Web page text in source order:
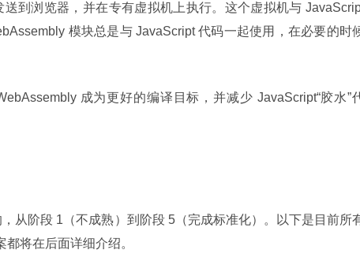
到浏览器，并在专有虚拟机上执行。这个虚拟机与
模块总是与 JavaScript 代码一起使用，在必要的时
成为更好的编译目标，并减少 JavaScript“胶水”
从阶段 1（不成熟）到阶段 5（完成标准化）。以下是目前所
将在后面详细介绍。